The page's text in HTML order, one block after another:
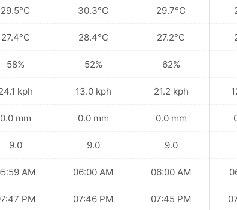
29.5°C
27.4°C
58%
kph
0.0 mm
9.0
AM
PM
30.3°C
28.4°C
52%
13.0 kph
0.0 mm
9.0
06:00 AM
07:46 PM
29.7°C
27.2°C
62%
21.2 kph
0.0 mm
9.0
06:00 AM
07:45 PM